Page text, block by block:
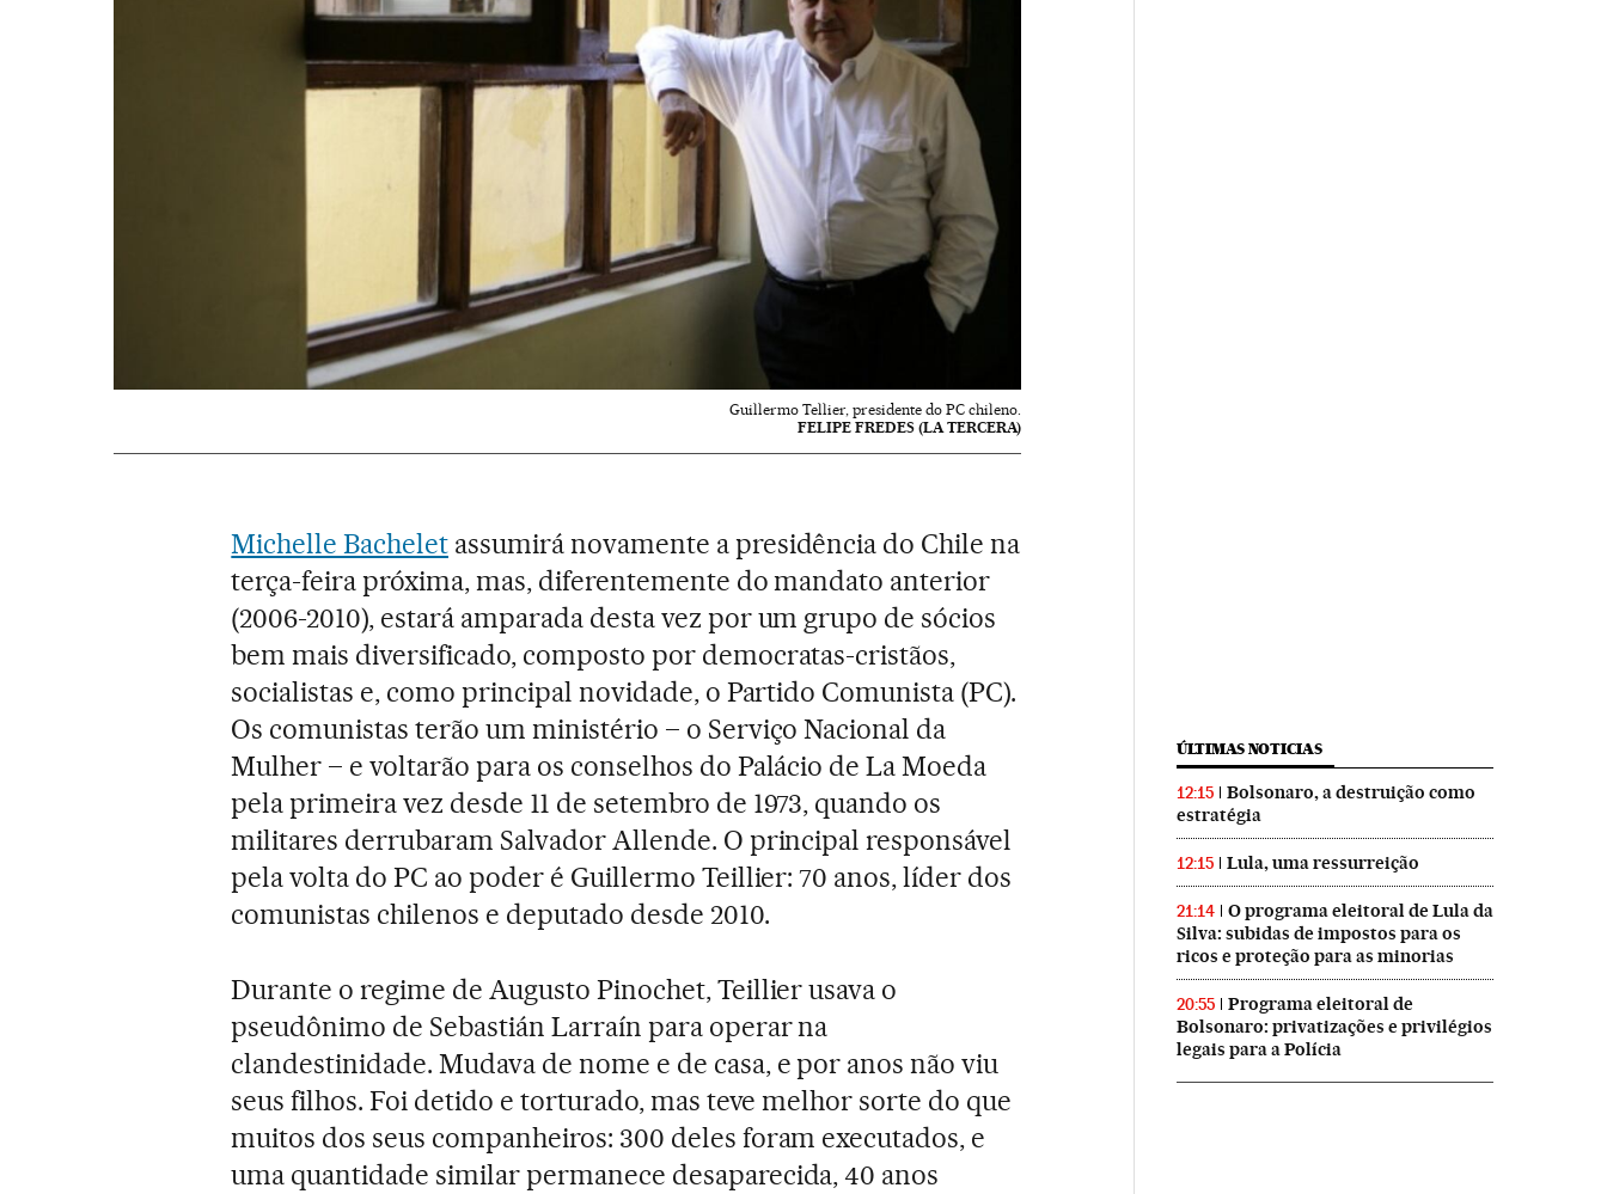
Guillermo Tellier, presidente do PC chileno.
FELIPE FREDES (LA TERCERA)
Michelle Bachelet assumirá novamente a presidência do Chile na
terça-feira próxima, mas, diferentemente do mandato anterior
(2006-2010), estará amparada desta vez por um grupo de sócios
bem mais diversificado, composto por democratas-cristãos,
socialistas e, como principal novidade, o Partido Comunista (PC).
Os comunistas terão um ministério – o Serviço Nacional da
Mulher – e voltarão para os conselhos do Palácio de La Moeda
pela primeira vez desde 11 de setembro de 1973, quando os
militares derrubaram Salvador Allende. O principal responsável
pela volta do PC ao poder é Guillermo Teillier: 70 anos, líder dos
comunistas chilenos e deputado desde 2010.
Durante o regime de Augusto Pinochet, Teillier usava o
pseudônimo de Sebastián Larraín para operar na
clandestinidade. Mudava de nome e de casa, e por anos não viu
seus filhos. Foi detido e torturado, mas teve melhor sorte do que
muitos dos seus companheiros: 300 deles foram executados, e
uma quantidade similar permanece desaparecida, 40 anos
ÚLTIMAS NOTICIAS
12:15
Bolsonaro, a destruição como
estratégia
12:15 Lula, uma ressurreição
21:14
O programa eleitoral de Lula da
Silva: subidas de impostos para os
ricos e proteção para as minorias
20:55
Programa eleitoral de
Bolsonaro: privatizações e privilégios
legais para a Polícia